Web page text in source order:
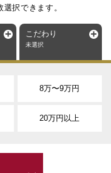
択できます。
こだわり
未選択
8万〜9万円
20万円以上